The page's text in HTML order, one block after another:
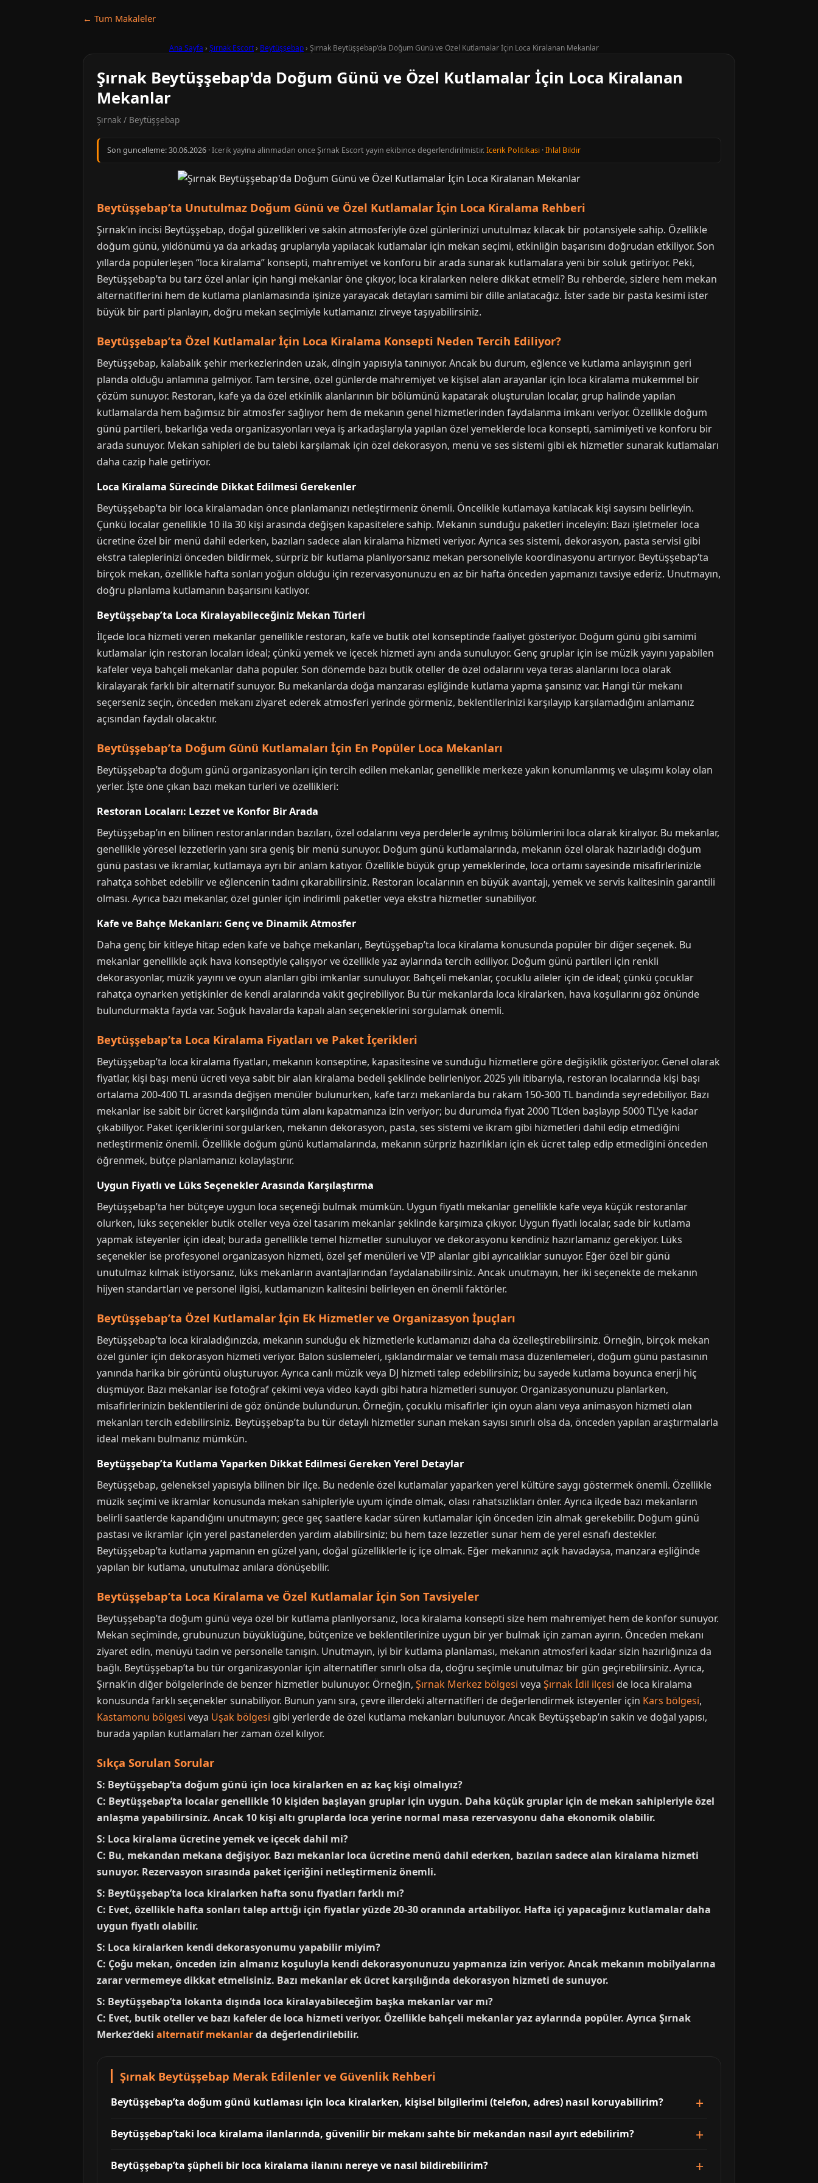
← Tum Makaleler
Ana Sayfa › Şırnak Escort› Beytüşşebap› Şırnak Beytüşşebap'da Doğum Günü ve Özel Kutlamalar İçin Loca Kiralanan Mekanlar
Şırnak Beytüşşebap'da Doğum Günü ve Özel Kutlamalar İçin Loca Kiralanan
Mekanlar
Şırnak / Beytüşşebap
Son guncelleme:30.06.2026 · Icerik yayina alinmadan once Şırnak Escort yayin ekibince degerlendirilmistir.Icerik Politikasi ·Ihlal Bildir
Beytüşşebap’ta Unutulmaz Doğum Günü ve Özel Kutlamalar İçin Loca Kiralama Rehberi
Şırnak’ın incisi Beytüşşebap, doğal güzellikleri ve sakin atmosferiyle özel günlerinizi unutulmaz kılacak bir potansiyele sahip. Özellikle
doğum günü, yıldönümü ya da arkadaş gruplarıyla yapılacak kutlamalar için mekan seçimi, etkinliğin başarısını doğrudan etkiliyor. Son
yıllarda popülerleşen “loca kiralama” konsepti, mahremiyet ve konforu bir arada sunarak kutlamalara yeni bir soluk getiriyor. Peki,
Beytüşşebap’ta bu tarz özel anlar için hangi mekanlar öne çıkıyor, loca kiralarken nelere dikkat etmeli? Bu rehberde, sizlere hem mekan
alternatiflerini hem de kutlama planlamasında işinize yarayacak detayları samimi bir dille anlatacağız. İster sade bir pasta kesimi ister
büyük bir parti planlayın, doğru mekan seçimiyle kutlamanızı zirveye taşıyabilirsiniz.
Beytüşşebap’ta Özel Kutlamalar İçin Loca Kiralama Konsepti Neden Tercih Ediliyor?
Beytüşşebap, kalabalık şehir merkezlerinden uzak, dingin yapısıyla tanınıyor. Ancak bu durum, eğlence ve kutlama anlayışının geri
planda olduğu anlamına gelmiyor. Tam tersine, özel günlerde mahremiyet ve kişisel alan arayanlar için loca kiralama mükemmel bir
çözüm sunuyor. Restoran, kafe ya da özel etkinlik alanlarının bir bölümünü kapatarak oluşturulan localar, grup halinde yapılan
kutlamalarda hem bağımsız bir atmosfer sağlıyor hem de mekanın genel hizmetlerinden faydalanma imkanı veriyor. Özellikle doğum
günü partileri, bekarlığa veda organizasyonları veya iş arkadaşlarıyla yapılan özel yemeklerde loca konsepti, samimiyeti ve konforu bir
arada sunuyor. Mekan sahipleri de bu talebi karşılamak için özel dekorasyon, menü ve ses sistemi gibi ek hizmetler sunarak kutlamaları
daha cazip hale getiriyor.
Loca Kiralama Sürecinde Dikkat Edilmesi Gerekenler
Beytüşşebap’ta bir loca kiralamadan önce planlamanızı netleştirmeniz önemli. Öncelikle kutlamaya katılacak kişi sayısını belirleyin.
Çünkü localar genellikle 10 ila 30 kişi arasında değişen kapasitelere sahip. Mekanın sunduğu paketleri inceleyin: Bazı işletmeler loca
ücretine özel bir menü dahil ederken, bazıları sadece alan kiralama hizmeti veriyor. Ayrıca ses sistemi, dekorasyon, pasta servisi gibi
ekstra taleplerinizi önceden bildirmek, sürpriz bir kutlama planlıyorsanız mekan personeliyle koordinasyonu artırıyor. Beytüşşebap’ta
birçok mekan, özellikle hafta sonları yoğun olduğu için rezervasyonunuzu en az bir hafta önceden yapmanızı tavsiye ederiz. Unutmayın,
doğru planlama kutlamanın başarısını katlıyor.
Beytüşşebap’ta Loca Kiralayabileceğiniz Mekan Türleri
İlçede loca hizmeti veren mekanlar genellikle restoran, kafe ve butik otel konseptinde faaliyet gösteriyor. Doğum günü gibi samimi
kutlamalar için restoran locaları ideal; çünkü yemek ve içecek hizmeti aynı anda sunuluyor. Genç gruplar için ise müzik yayını yapabilen
kafeler veya bahçeli mekanlar daha popüler. Son dönemde bazı butik oteller de özel odalarını veya teras alanlarını loca olarak
kiralayarak farklı bir alternatif sunuyor. Bu mekanlarda doğa manzarası eşliğinde kutlama yapma şansınız var. Hangi tür mekanı
seçerseniz seçin, önceden mekanı ziyaret ederek atmosferi yerinde görmeniz, beklentilerinizi karşılayıp karşılamadığını anlamanız
açısından faydalı olacaktır.
Beytüşşebap’ta Doğum Günü Kutlamaları İçin En Popüler Loca Mekanları
Beytüşşebap’ta doğum günü organizasyonları için tercih edilen mekanlar, genellikle merkeze yakın konumlanmış ve ulaşımı kolay olan
yerler. İşte öne çıkan bazı mekan türleri ve özellikleri:
Restoran Locaları: Lezzet ve Konfor Bir Arada
Beytüşşebap’ın en bilinen restoranlarından bazıları, özel odalarını veya perdelerle ayrılmış bölümlerini loca olarak kiralıyor. Bu mekanlar,
genellikle yöresel lezzetlerin yanı sıra geniş bir menü sunuyor. Doğum günü kutlamalarında, mekanın özel olarak hazırladığı doğum
günü pastası ve ikramlar, kutlamaya ayrı bir anlam katıyor. Özellikle büyük grup yemeklerinde, loca ortamı sayesinde misafirlerinizle
rahatça sohbet edebilir ve eğlencenin tadını çıkarabilirsiniz. Restoran localarının en büyük avantajı, yemek ve servis kalitesinin garantili
olması. Ayrıca bazı mekanlar, özel günler için indirimli paketler veya ekstra hizmetler sunabiliyor.
Kafe ve Bahçe Mekanları: Genç ve Dinamik Atmosfer
Daha genç bir kitleye hitap eden kafe ve bahçe mekanları, Beytüşşebap’ta loca kiralama konusunda popüler bir diğer seçenek. Bu
mekanlar genellikle açık hava konseptiyle çalışıyor ve özellikle yaz aylarında tercih ediliyor. Doğum günü partileri için renkli
dekorasyonlar, müzik yayını ve oyun alanları gibi imkanlar sunuluyor. Bahçeli mekanlar, çocuklu aileler için de ideal; çünkü çocuklar
rahatça oynarken yetişkinler de kendi aralarında vakit geçirebiliyor. Bu tür mekanlarda loca kiralarken, hava koşullarını göz önünde
bulundurmakta fayda var. Soğuk havalarda kapalı alan seçeneklerini sorgulamak önemli.
Beytüşşebap’ta Loca Kiralama Fiyatları ve Paket İçerikleri
Beytüşşebap’ta loca kiralama fiyatları, mekanın konseptine, kapasitesine ve sunduğu hizmetlere göre değişiklik gösteriyor. Genel olarak
fiyatlar, kişi başı menü ücreti veya sabit bir alan kiralama bedeli şeklinde belirleniyor. 2025 yılı itibarıyla, restoran localarında kişi başı
ortalama 200-400 TL arasında değişen menüler bulunurken, kafe tarzı mekanlarda bu rakam 150-300 TL bandında seyredebiliyor. Bazı
mekanlar ise sabit bir ücret karşılığında tüm alanı kapatmanıza izin veriyor; bu durumda fiyat 2000 TL’den başlayıp 5000 TL’ye kadar
çıkabiliyor. Paket içeriklerini sorgularken, mekanın dekorasyon, pasta, ses sistemi ve ikram gibi hizmetleri dahil edip etmediğini
netleştirmeniz önemli. Özellikle doğum günü kutlamalarında, mekanın sürpriz hazırlıkları için ek ücret talep edip etmediğini önceden
öğrenmek, bütçe planlamanızı kolaylaştırır.
Uygun Fiyatlı ve Lüks Seçenekler Arasında Karşılaştırma
Beytüşşebap’ta her bütçeye uygun loca seçeneği bulmak mümkün. Uygun fiyatlı mekanlar genellikle kafe veya küçük restoranlar
olurken, lüks seçenekler butik oteller veya özel tasarım mekanlar şeklinde karşımıza çıkıyor. Uygun fiyatlı localar, sade bir kutlama
yapmak isteyenler için ideal; burada genellikle temel hizmetler sunuluyor ve dekorasyonu kendiniz hazırlamanız gerekiyor. Lüks
seçenekler ise profesyonel organizasyon hizmeti, özel şef menüleri ve VIP alanlar gibi ayrıcalıklar sunuyor. Eğer özel bir günü
unutulmaz kılmak istiyorsanız, lüks mekanların avantajlarından faydalanabilirsiniz. Ancak unutmayın, her iki seçenekte de mekanın
hijyen standartları ve personel ilgisi, kutlamanızın kalitesini belirleyen en önemli faktörler.
Beytüşşebap’ta Özel Kutlamalar İçin Ek Hizmetler ve Organizasyon İpuçları
Beytüşşebap’ta loca kiraladığınızda, mekanın sunduğu ek hizmetlerle kutlamanızı daha da özelleştirebilirsiniz. Örneğin, birçok mekan
özel günler için dekorasyon hizmeti veriyor. Balon süslemeleri, ışıklandırmalar ve temalı masa düzenlemeleri, doğum günü pastasının
yanında harika bir görüntü oluşturuyor. Ayrıca canlı müzik veya DJ hizmeti talep edebilirsiniz; bu sayede kutlama boyunca enerji hiç
düşmüyor. Bazı mekanlar ise fotoğraf çekimi veya video kaydı gibi hatıra hizmetleri sunuyor. Organizasyonunuzu planlarken,
misafirlerinizin beklentilerini de göz önünde bulundurun. Örneğin, çocuklu misafirler için oyun alanı veya animasyon hizmeti olan
mekanları tercih edebilirsiniz. Beytüşşebap’ta bu tür detaylı hizmetler sunan mekan sayısı sınırlı olsa da, önceden yapılan araştırmalarla
ideal mekanı bulmanız mümkün.
Beytüşşebap’ta Kutlama Yaparken Dikkat Edilmesi Gereken Yerel Detaylar
Beytüşşebap, geleneksel yapısıyla bilinen bir ilçe. Bu nedenle özel kutlamalar yaparken yerel kültüre saygı göstermek önemli. Özellikle
müzik seçimi ve ikramlar konusunda mekan sahipleriyle uyum içinde olmak, olası rahatsızlıkları önler. Ayrıca ilçede bazı mekanların
belirli saatlerde kapandığını unutmayın; gece geç saatlere kadar süren kutlamalar için önceden izin almak gerekebilir. Doğum günü
pastası ve ikramlar için yerel pastanelerden yardım alabilirsiniz; bu hem taze lezzetler sunar hem de yerel esnafı destekler.
Beytüşşebap’ta kutlama yapmanın en güzel yanı, doğal güzelliklerle iç içe olmak. Eğer mekanınız açık havadaysa, manzara eşliğinde
yapılan bir kutlama, unutulmaz anılara dönüşebilir.
Beytüşşebap’ta Loca Kiralama ve Özel Kutlamalar İçin Son Tavsiyeler
Beytüşşebap’ta doğum günü veya özel bir kutlama planlıyorsanız, loca kiralama konsepti size hem mahremiyet hem de konfor sunuyor.
Mekan seçiminde, grubunuzun büyüklüğüne, bütçenize ve beklentilerinize uygun bir yer bulmak için zaman ayırın. Önceden mekanı
ziyaret edin, menüyü tadın ve personelle tanışın. Unutmayın, iyi bir kutlama planlaması, mekanın atmosferi kadar sizin hazırlığınıza da
bağlı. Beytüşşebap’ta bu tür organizasyonlar için alternatifler sınırlı olsa da, doğru seçimle unutulmaz bir gün geçirebilirsiniz. Ayrıca,
Şırnak’ın diğer bölgelerinde de benzer hizmetler bulunuyor. Örneğin, Şırnak Merkez bölgesi veya Şırnak İdil ilçesi de loca kiralama
konusunda farklı seçenekler sunabiliyor. Bunun yanı sıra, çevre illerdeki alternatifleri de değerlendirmek isteyenler için Kars bölgesi,
Kastamonu bölgesi veya Uşak bölgesi gibi yerlerde de özel kutlama mekanları bulunuyor. Ancak Beytüşşebap’ın sakin ve doğal yapısı,
burada yapılan kutlamaları her zaman özel kılıyor.
Sıkça Sorulan Sorular
S: Beytüşşebap’ta doğum günü için loca kiralarken en az kaç kişi olmalıyız?
C: Beytüşşebap’ta localar genellikle 10 kişiden başlayan gruplar için uygun. Daha küçük gruplar için de mekan sahipleriyle özel
anlaşma yapabilirsiniz. Ancak 10 kişi altı gruplarda loca yerine normal masa rezervasyonu daha ekonomik olabilir.
S: Loca kiralama ücretine yemek ve içecek dahil mi?
C: Bu, mekandan mekana değişiyor. Bazı mekanlar loca ücretine menü dahil ederken, bazıları sadece alan kiralama hizmeti
sunuyor. Rezervasyon sırasında paket içeriğini netleştirmeniz önemli.
S: Beytüşşebap’ta loca kiralarken hafta sonu fiyatları farklı mı?
C: Evet, özellikle hafta sonları talep arttığı için fiyatlar yüzde 20-30 oranında artabiliyor. Hafta içi yapacağınız kutlamalar daha
uygun fiyatlı olabilir.
S: Loca kiralarken kendi dekorasyonumu yapabilir miyim?
C: Çoğu mekan, önceden izin almanız koşuluyla kendi dekorasyonunuzu yapmanıza izin veriyor. Ancak mekanın mobilyalarına
zarar vermemeye dikkat etmelisiniz. Bazı mekanlar ek ücret karşılığında dekorasyon hizmeti de sunuyor.
S: Beytüşşebap’ta lokanta dışında loca kiralayabileceğim başka mekanlar var mı?
C: Evet, butik oteller ve bazı kafeler de loca hizmeti veriyor. Özellikle bahçeli mekanlar yaz aylarında popüler. Ayrıca Şırnak
Merkez’deki alternatif mekanlarda değerlendirilebilir.
Şırnak Beytüşşebap Merak Edilenler ve Güvenlik Rehberi
Beytüşşebap’ta doğum günü kutlaması için loca kiralarken, kişisel bilgilerimi (telefon, adres) nasıl koruyabilirim?
Beytüşşebap’taki loca kiralama ilanlarında, güvenilir bir mekanı sahte bir mekandan nasıl ayırt edebilirim?
Beytüşşebap’ta şüpheli bir loca kiralama ilanını nereye ve nasıl bildirebilirim?